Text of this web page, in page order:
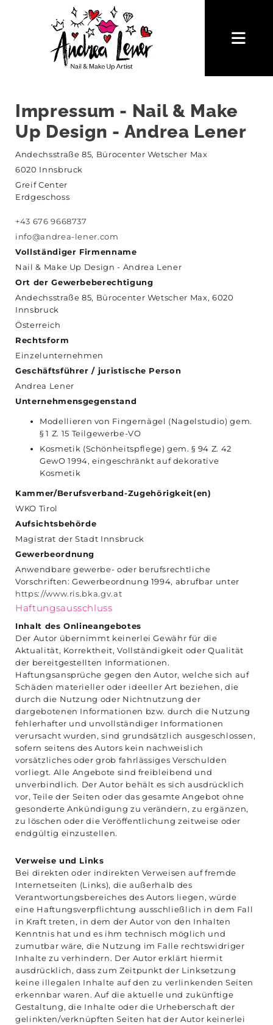
Impressum - Nail & Make
Up Design - Andrea Lener
Andechsstraße 85, Bürocenter Wetscher Max
6020 Innsbruck
Greif Center
Erdgeschoss
+43 676 9668737
info@andrea-lener.com
Vollständiger Firmenname
Nail & Make Up Design - Andrea Lener
Ort der Gewerbeberechtigung
Andechsstraße 85, Bürocenter Wetscher Max, 6020
Innsbruck
Österreich
Rechtsform
Einzelunternehmen
Geschäftsführer / juristische Person
Andrea Lener
Unternehmensgegenstand
Modellieren von Fingernägel (Nagelstudio) gem.
§ 1 Z. 15 Teilgewerbe-VO
Kosmetik (Schönheitspflege) gem. § 94 Z. 42
GewO 1994, eingeschränkt auf dekorative
Kosmetik
Kammer/Berufsverband-Zugehörigkeit(en)
WKO Tirol
Aufsichtsbehörde
Magistrat der Stadt Innsbruck
Gewerbeordnung
Anwendbare gewerbe- oder berufsrechtliche
Vorschriften: Gewerbeordnung 1994, abrufbar unter
https://www.ris.bka.gv.at
Haftungsausschluss
Inhalt des Onlineangebotes
Der Autor übernimmt keinerlei Gewähr für die
Aktualität, Korrektheit, Vollständigkeit oder Qualität
der bereitgestellten Informationen.
Haftungsansprüche gegen den Autor, welche sich auf
Schäden materieller oder ideeller Art beziehen, die
durch die Nutzung oder Nichtnutzung der
dargebotenen Informationen bzw. durch die Nutzung
fehlerhafter und unvollständiger Informationen
verursacht wurden, sind grundsätzlich ausgeschlossen,
sofern seitens des Autors kein nachweislich
vorsätzliches oder grob fahrlässiges Verschulden
vorliegt. Alle Angebote sind freibleibend und
unverbindlich. Der Autor behält es sich ausdrücklich
vor, Teile der Seiten oder das gesamte Angebot ohne
gesonderte Ankündigung zu verändern, zu ergänzen,
zu löschen oder die Veröffentlichung zeitweise oder
endgültig einzustellen.
Verweise und Links
Bei direkten oder indirekten Verweisen auf fremde
Internetseiten (Links), die außerhalb des
Verantwortungsbereiches des Autors liegen, würde
eine Haftungsverpflichtung ausschließlich in dem Fall
in Kraft treten, in dem der Autor von den Inhalten
Kenntnis hat und es ihm technisch möglich und
zumutbar wäre, die Nutzung im Falle rechtswidriger
Inhalte zu verhindern. Der Autor erklärt hiermit
ausdrücklich, dass zum Zeitpunkt der Linksetzung
keine illegalen Inhalte auf den zu verlinkenden Seiten
erkennbar waren. Auf die aktuelle und zukünftige
Gestaltung, die Inhalte oder die Urheberschaft der
gelinkten/verknüpften Seiten hat der Autor keinerlei